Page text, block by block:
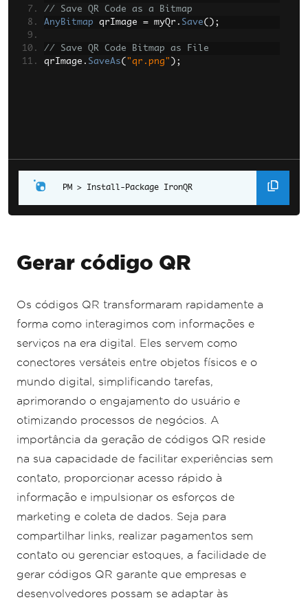
// Save QR Code as a Bitmap
AnyBitmap qrImage = myQr . Save();
// Save QR Code Bitmap as File
qrImage . SaveAs( "qr.png" );
Install-Package IronQR
Gerar código QR
Os códigos QR transformaram rapidamente a
forma como interagimos com informações e
serviços na era digital. Eles servem como
conectores versáteis entre objetos físicos e o
mundo digital, simplificando tarefas,
aprimorando o engajamento do usuário e
otimizando processos de negócios. A
importância da geração de códigos QR reside
na sua capacidade de facilitar experiências sem
contato, proporcionar acesso rápido à
informação e impulsionar os esforços de
marketing e coleta de dados. Seja para
compartilhar links, realizar pagamentos sem
contato ou gerenciar estoques, a facilidade de
gerar códigos QR garante que empresas e
desenvolvedores possam se adaptar às